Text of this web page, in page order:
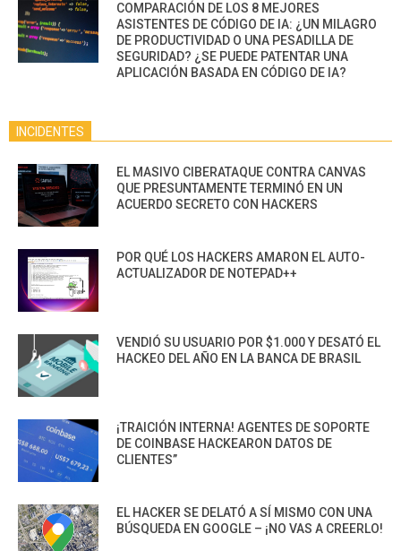
COMPARACIÓN DE LOS 8 MEJORES
ASISTENTES DE CÓDIGO DE IA: ¿UN MILAGRO
DE PRODUCTIVIDAD O UNA PESADILLA DE
SEGURIDAD? ¿SE PUEDE PATENTAR UNA
APLICACIÓN BASADA EN CÓDIGO DE IA?
INCIDENTES
EL MASIVO CIBERATAQUE CONTRA CANVAS
QUE PRESUNTAMENTE TERMINÓ EN UN
ACUERDO SECRETO CON HACKERS
POR QUÉ LOS HACKERS AMARON EL AUTO-
ACTUALIZADOR DE NOTEPAD++
VENDIÓ SU USUARIO POR $1.000 Y DESATÓ EL
HACKEO DEL AÑO EN LA BANCA DE BRASIL
¡TRAICIÓN INTERNA! AGENTES DE SOPORTE
DE COINBASE HACKEARON DATOS DE
CLIENTES”
EL HACKER SE DELATÓ A SÍ MISMO CON UNA
BÚSQUEDA EN GOOGLE – ¡NO VAS A CREERLO!